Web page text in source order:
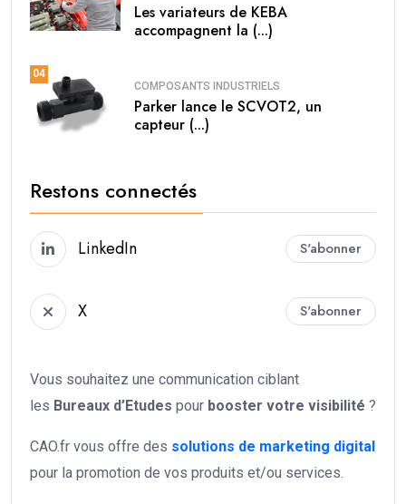
Les variateurs de KEBA
accompagnent la (...)
04
COMPOSANTS INDUSTRIELS
Parker lance le SCVOT2, un
capteur (...)
Restons connectés
LinkedIn S'abonner
X S'abonner
Vous souhaitez une communication ciblant
les Bureaux d’Etudes pour booster votre visibilité ?
CAO.fr vous offre des solutions de marketing digital
pour la promotion de vos produits et/ou services.